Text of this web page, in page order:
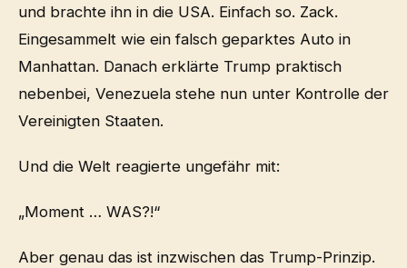
und brachte ihn in die USA. Einfach so. Zack.
Eingesammelt wie ein falsch geparktes Auto in
Manhattan. Danach erklärte Trump praktisch
nebenbei, Venezuela stehe nun unter Kontrolle der
Vereinigten Staaten.
Und die Welt reagierte ungefähr mit:
„Moment … WAS?!“
Aber genau das ist inzwischen das Trump-Prinzip.